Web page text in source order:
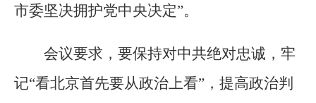
市委坚决拥护党中央决定”。
会议要求，要保持对中共绝对忠诚，牢
记“看北京首先要从政治上看”，提高政治判